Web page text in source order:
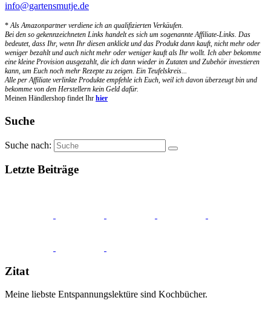
info@gartensmutje.de
*Als Amazonpartner verdiene ich an qualifizierten Verkäufen.
Bei den so gekennzeichneten Links handelt es sich um sogenannte Affiliate-Links. Das
bedeutet, dass Ihr, wenn Ihr diesen anklickt und das Produkt dann kauft, nicht mehr oder
weniger bezahlt und auch nicht mehr oder weniger kauft als Ihr wollt. Ich aber bekomme
eine kleine Provision ausgezahlt, die ich dann wieder in Zutaten und Zubehör investieren
kann, um Euch noch mehr Rezepte zu zeigen. Ein Teufelskreis...
Alle per Affiliate verlinkte Produkte empfehle ich Euch, weil ich davon überzeugt bin und
bekomme von den Herstellern kein Geld dafür.
Meinen Händlershop findet Ihr hier
Suche
Suche nach:
Letzte Beiträge
Zitat
Meine liebste Entspannungslektüre sind Kochbücher.